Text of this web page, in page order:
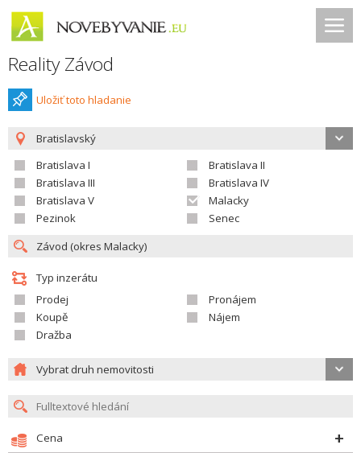
Reality Závod
Uložiť toto hladanie
Bratislavský
Bratislava I
Bratislava II
Bratislava III
Bratislava IV
Bratislava V
Malacky
Pezinok
Senec
Typ inzerátu
Prodej
Pronájem
Koupě
Nájem
Dražba
Vybrat druh nemovitosti
Cena